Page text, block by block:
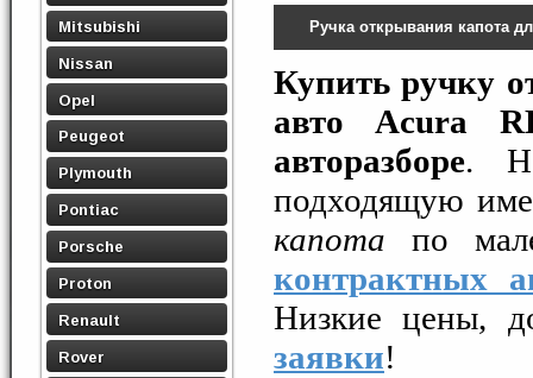
Mitsubishi
Nissan
Opel
Peugeot
Plymouth
Pontiac
Porsche
Proton
Renault
Rover
Ручка открывания капота
Купить ручку
авто Acura
авторазборе.
подходящую
капота по
контрактных
Низкие цены,
заявки!